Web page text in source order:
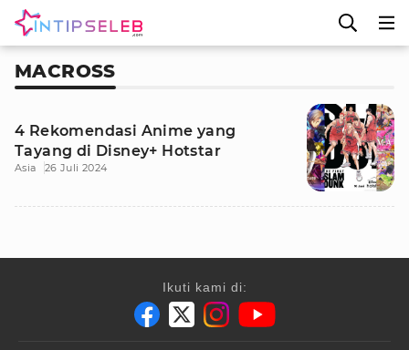
MACROSS
4 Rekomendasi Anime yang
Tayang di Disney+ Hotstar
Asia 26 Juli 2024
Ikuti kami di: